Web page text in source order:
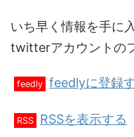
いち早く情報を手に
twitterアカウントの
feedly feedlyに登録
RSS RSSを表示する